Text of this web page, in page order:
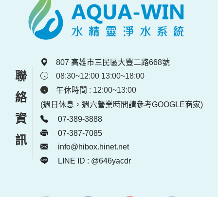
聯絡資訊
807 高雄市三民區大豐二路668號
08:30~12:00 13:00~18:00
午休時間 : 12:00~13:00
(週日休息，週六營業時間請參考GOOGLE商家)
07-389-3888
07-387-7085
info@hibox.hinet.net
LINE ID : @646yacdr